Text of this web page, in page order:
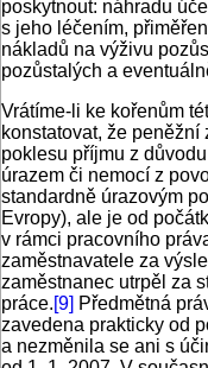
poskytnout: náhradu
s jeho léčením,
nákladů na výživu
pozůstalých a
Vrátíme-li ke kořenům
konstatovat, že
poklesu příjmu z
úrazem či nemocí z
standardně úrazovým
Evropy), ale je od
v rámci pracovního
zaměstnavatele za
zaměstnanec utrpěl za
práce.[9] Předmětná
zavedena prakticky od
a nezměnila se ani s